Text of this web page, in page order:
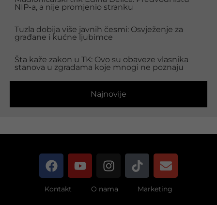
Najnovije
NIP-a, a nije promjenio stranku
Tuzla dobija više javnih česmi: Osvježenje za
građane i kućne ljubimce
Šta kaže zakon u TK: Ovo su obaveze vlasnika
stanova u zgradama koje mnogi ne poznaju
Kontakt O nama Marketing